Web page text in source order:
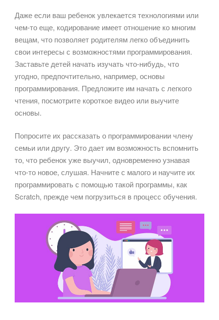
Даже если ваш ребенок увлекается технологиями или
чем-то еще, кодирование имеет отношение ко многим
вещам, что позволяет родителям легко объединить
свои интересы с возможностями программирования.
Заставьте детей начать изучать что-нибудь, что
угодно, предпочтительно, например, основы
программирования. Предложите им начать с легкого
чтения, посмотрите короткое видео или выучите
основы.
Попросите их рассказать о программировании члену
семьи или другу. Это дает им возможность вспомнить
то, что ребенок уже выучил, одновременно узнавая
что-то новое, слушая. Начните с малого и научите их
программировать с помощью такой программы, как
Scratch, прежде чем погрузиться в процесс обучения.